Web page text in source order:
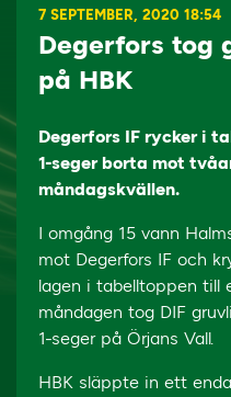
7 SEPTEMBER, 2020 18:54
Degerfors tog
på HBK
Degerfors IF rycker i
1-seger borta mot
måndagskvällen.
I omgång 15 vann
mot Degerfors IF och
lagen i tabelltoppen till
måndagen tog DIF
1-seger på Örjans Vall.
HBK släppte in ett